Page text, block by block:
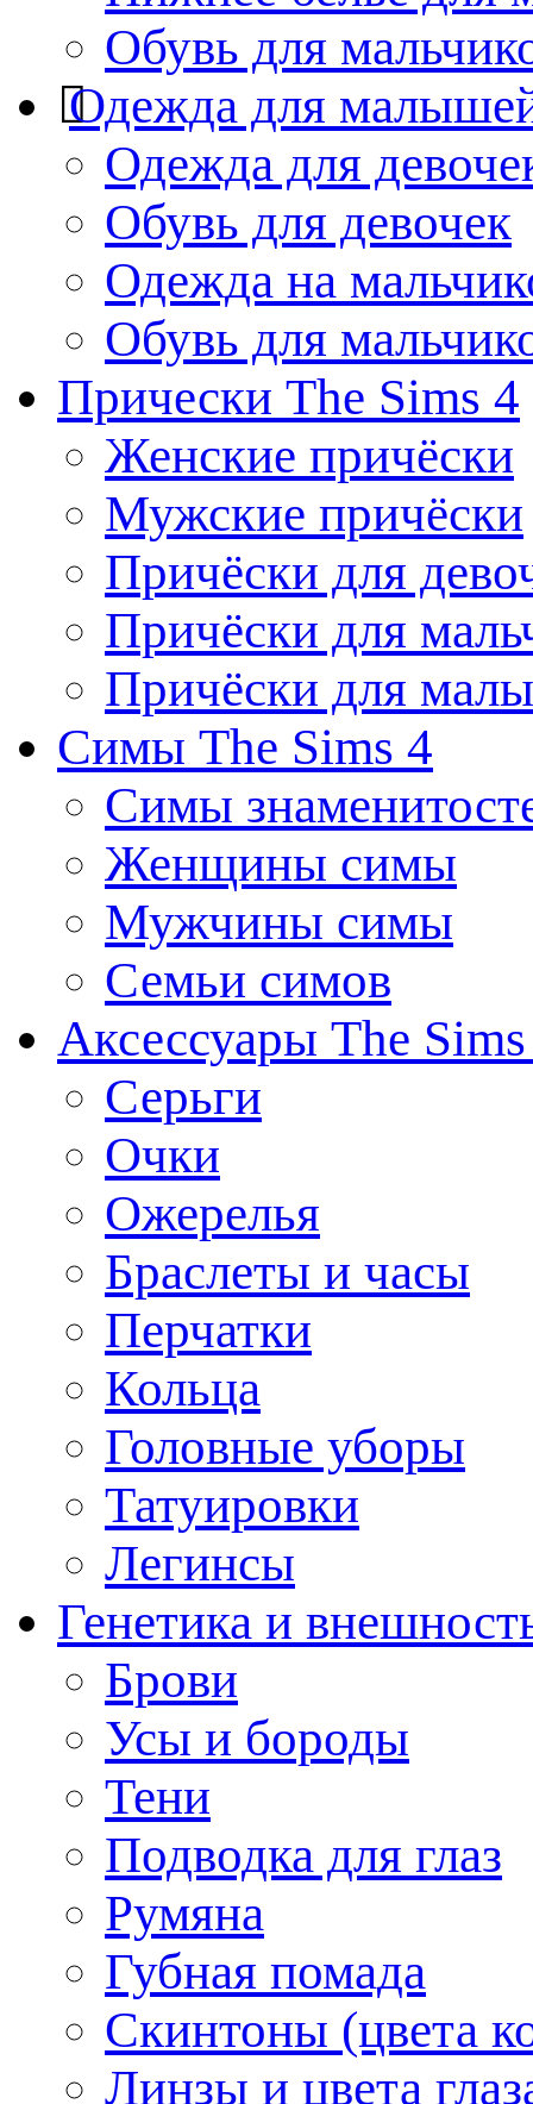
Обувь для
Одежда для
Одежда для
Обувь для девочек
Одежда на
Обувь для
Прически The Sims 4
Женские причёски
Мужские причёски
Причёски для
Причёски для
Причёски для
Симы The Sims 4
Симы
Женщины симы
Мужчины симы
Семьи симов
Аксессуары The
Серьги
Очки
Ожерелья
Браслеты и часы
Перчатки
Кольца
Головные уборы
Татуировки
Легинсы
Генетика и
Брови
Усы и бороды
Тени
Подводка для глаз
Румяна
Губная помада
Скинтоны (цвета
Линзы и цвета